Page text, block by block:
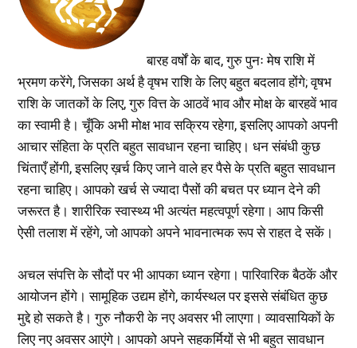
बारह वर्षों के बाद, गुरु पुनः मेष राशि में
भ्रमण करेंगे, जिसका अर्थ है वृषभ राशि के लिए बहुत बदलाव होंगे; वृषभ
राशि के जातकों के लिए, गुरु वित्त के आठवें भाव और मोक्ष के बारहवें भाव
का स्वामी है। चूँकि अभी मोक्ष भाव सक्रिय रहेगा, इसलिए आपको अपनी
आचार संहिता के प्रति बहुत सावधान रहना चाहिए। धन संबंधी कुछ
चिंताएँ होंगी, इसलिए ख़र्च किए जाने वाले हर पैसे के प्रति बहुत सावधान
रहना चाहिए। आपको खर्च से ज्यादा पैसों की बचत पर ध्यान देने की
जरूरत है। शारीरिक स्वास्थ्य भी अत्यंत महत्वपूर्ण रहेगा। आप किसी
ऐसी तलाश में रहेंगे, जो आपको अपने भावनात्मक रूप से राहत दे सकें।
अचल संपत्ति के सौदों पर भी आपका ध्यान रहेगा। पारिवारिक बैठकें और
आयोजन होंगे। सामूहिक उद्यम होंगे, कार्यस्थल पर इससे संबंधित कुछ
मुद्दे हो सकते है। गुरु नौकरी के नए अवसर भी लाएगा। व्यावसायिकों के
लिए नए अवसर आएंगे। आपको अपने सहकर्मियों से भी बहुत सावधान